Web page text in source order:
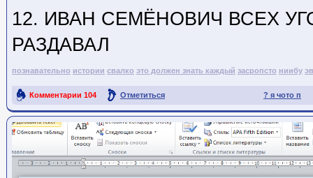
12. ИВАН СЕМЁНОВИЧ ВСЕХ
РАЗДАВАЛ
познавательно истории свалко это должен знать каждый засропсто ниибу
? я чото п
Комментарии 104 Отметиться
Ссылка на пост